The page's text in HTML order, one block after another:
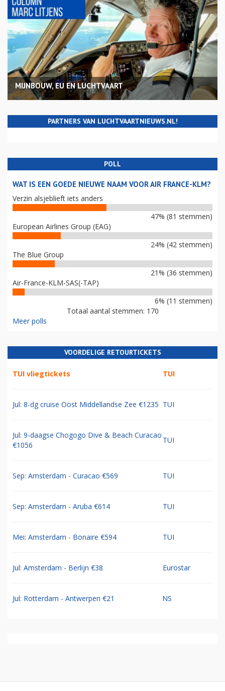
MIJNBOUW, EU EN LUCHTVAART
PARTNERS VAN LUCHTVAARTNIEUWS.NL!
POLL
WAT IS EEN GOEDE NIEUWE NAAM VOOR AIR FRANCE-KLM?
Verzin alsjeblieft iets anders
47% (81 stemmen)
European Airlines Group (EAG)
24% (42 stemmen)
The Blue Group
21% (36 stemmen)
Air-France-KLM-SAS(-TAP)
6% (11 stemmen)
Totaal aantal stemmen: 170
Meer polls
VOORDELIGE RETOURTICKETS
TUI vliegtickets TUI
Jul: 8-dg cruise Oost Middellandse Zee €1235 TUI
Jul: 9-daagse Chogogo Dive & Beach Curacao
€1056
TUI
Sep: Amsterdam - Curacao €569 TUI
Sep: Amsterdam - Aruba €614 TUI
Mei: Amsterdam - Bonaire €594 TUI
Jul: Amsterdam - Berlijn €38 Eurostar
Jul: Rotterdam - Antwerpen €21 NS